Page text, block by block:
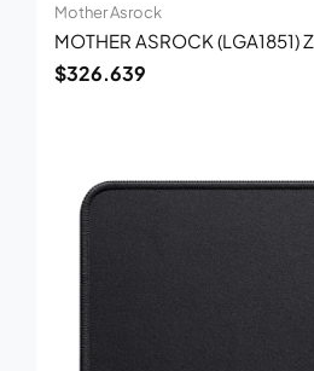
Mother Asrock
MOTHER ASROCK (LGA1851)
$326.639